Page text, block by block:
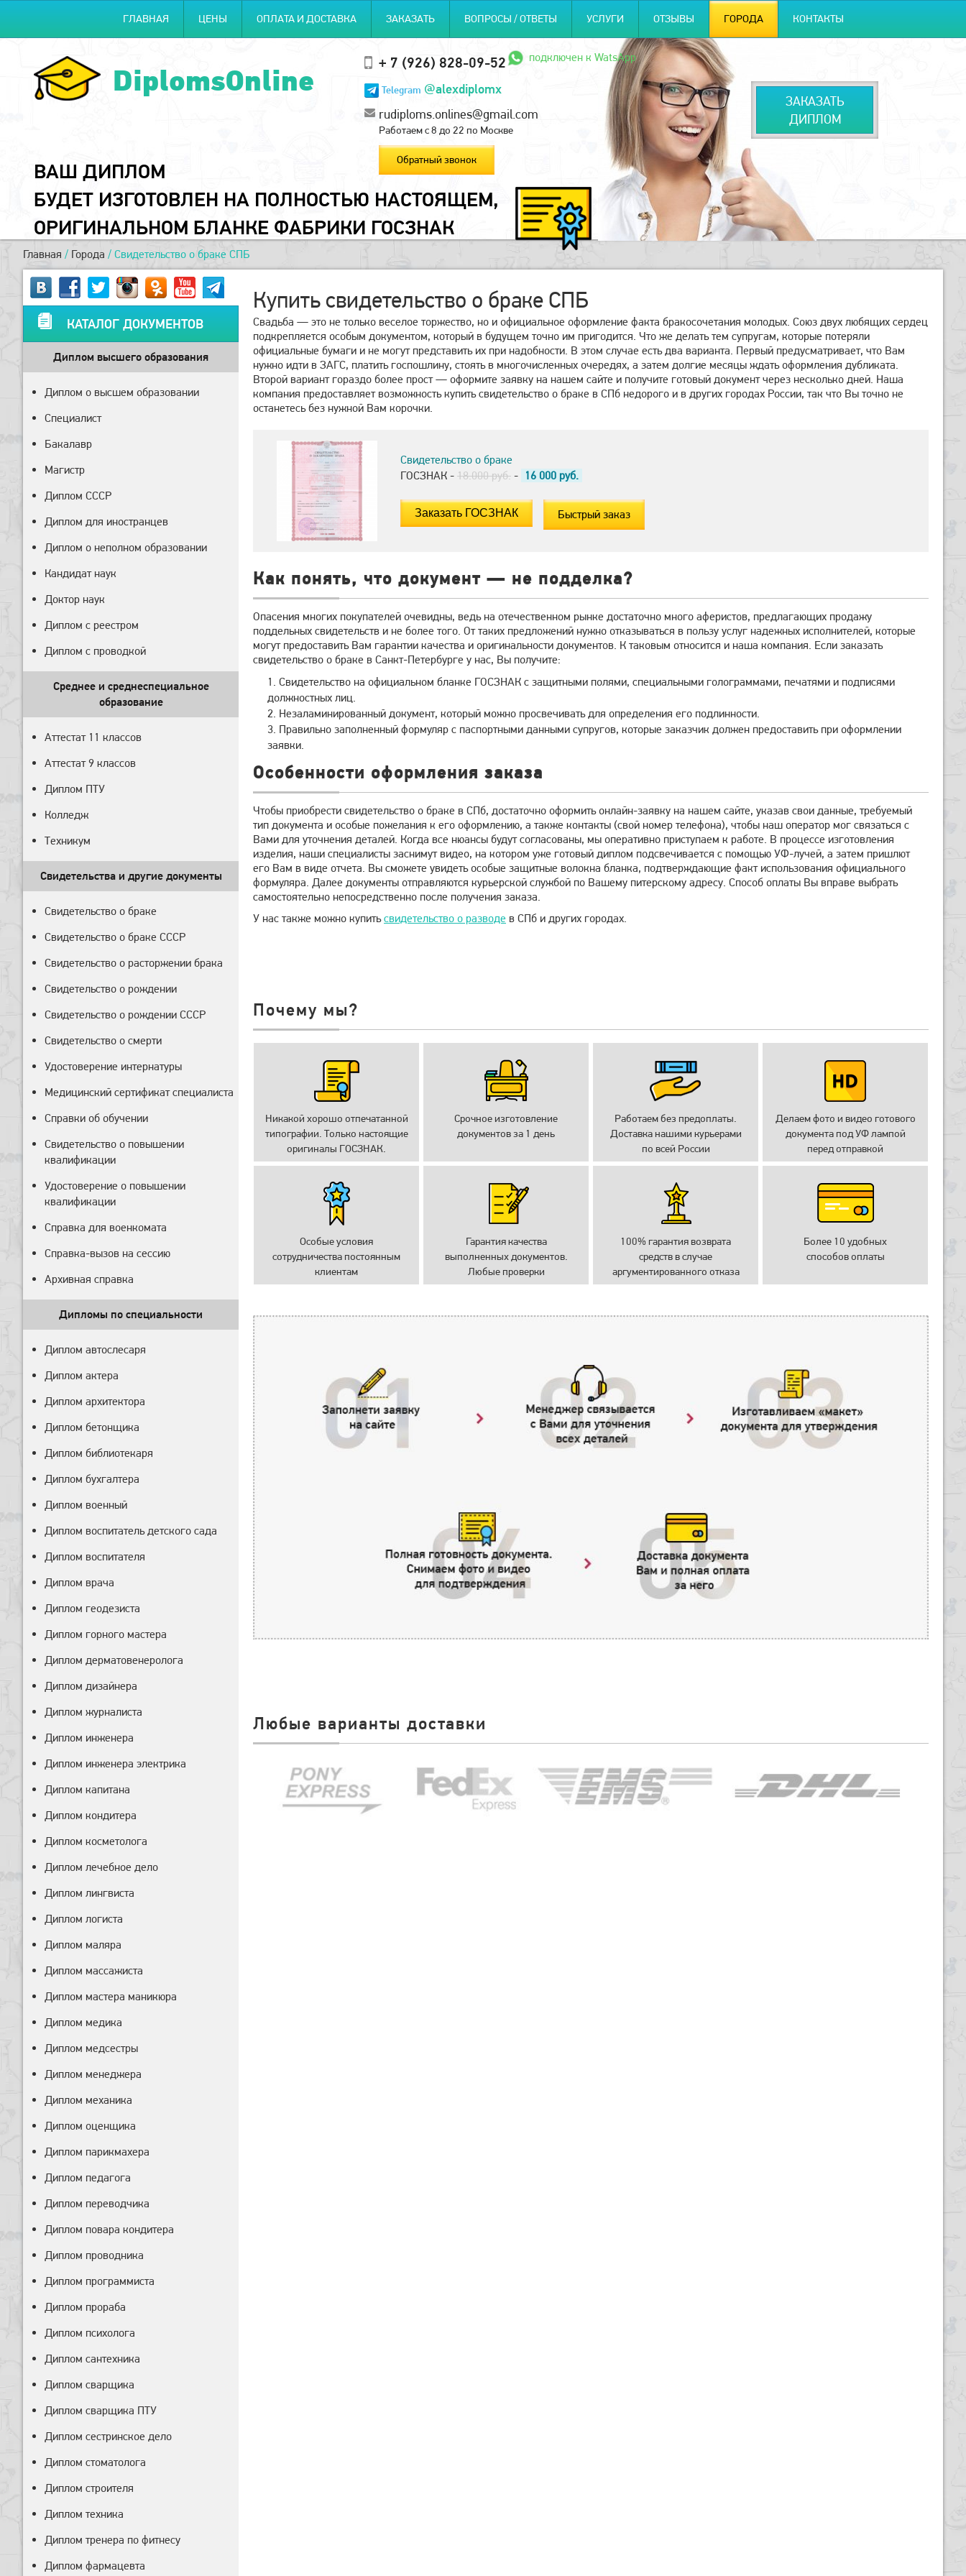
ГЛАВНАЯ ЦЕНЫ ОПЛАТА И ДОСТАВКА ЗАКАЗАТЬ ВОПРОСЫ / ОТВЕТЫ УСЛУГИ ОТЗЫВЫ ГОРОДА КОНТАКТЫ
DiplomsOnline + 7 (926) 828-09-52 подключен к WatsApp
Telegram @alexdiplomx
rudiploms.onlines@gmail.com
Работаем с 8 до 22 по Москве
Обратный звонок
ЗАКАЗАТЬ
ДИПЛОМ
ВАШ ДИПЛОМ
БУДЕТ ИЗГОТОВЛЕН НА ПОЛНОСТЬЮ НАСТОЯЩЕМ,
ОРИГИНАЛЬНОМ БЛАНКЕ ФАБРИКИ ГОСЗНАК
Главная / Города / Свидетельство о браке СПБ
Купить свидетельство о браке СПБ
Свадьба — это не только веселое торжество, но и официальное оформление факта бракосочетания молодых. Союз двух любящих сердец
подкрепляется особым документом, который в будущем точно им пригодится. Что же делать тем супругам, которые потеряли
официальные бумаги и не могут представить их при надобности. В этом случае есть два варианта. Первый предусматривает, что Вам
нужно идти в ЗАГС, платить госпошлину, стоять в многочисленных очередях, а затем долгие месяцы ждать оформления дубликата.
Второй вариант гораздо более прост — оформите заявку на нашем сайте и получите готовый документ через несколько дней. Наша
компания предоставляет возможность купить свидетельство о браке в СПб недорого и в других городах России, так что Вы точно не
останетесь без нужной Вам корочки.
Свидетельство о браке
ГОСЗНАК - 18.000 руб. - 16 000 руб.
Быстрый заказ
Как понять, что документ — не подделка?
Опасения многих покупателей очевидны, ведь на отечественном рынке достаточно много аферистов, предлагающих продажу
поддельных свидетельств и не более того. От таких предложений нужно отказываться в пользу услуг надежных исполнителей, которые
могут предоставить Вам гарантии качества и оригинальности документов. К таковым относится и наша компания. Если заказать
свидетельство о браке в Санкт-Петербурге у нас, Вы получите:
Свидетельство на официальном бланке ГОСЗНАК с защитными полями, специальными голограммами, печатями и подписями
должностных лиц.
Незаламинированный документ, который можно просвечивать для определения его подлинности.
Правильно заполненный формуляр с паспортными данными супругов, которые заказчик должен предоставить при оформлении
заявки.
Особенности оформления заказа
Чтобы приобрести свидетельство о браке в СПб, достаточно оформить онлайн-заявку на нашем сайте, указав свои данные, требуемый
тип документа и особые пожелания к его оформлению, а также контакты (свой номер телефона), чтобы наш оператор мог связаться с
Вами для уточнения деталей. Когда все нюансы будут согласованы, мы оперативно приступаем к работе. В процессе изготовления
изделия, наши специалисты заснимут видео, на котором уже готовый диплом подсвечивается с помощью УФ-лучей, а затем пришлют
его Вам в виде отчета. Вы сможете увидеть особые защитные волокна бланка, подтверждающие факт использования официального
формуляра. Далее документы отправляются курьерской службой по Вашему питерскому адресу. Способ оплаты Вы вправе выбрать
самостоятельно непосредственно после получения заказа.
У нас также можно купитьсвидетельство о разводе в СПб и других городах.
Почему мы?
Никакой хорошо отпечатанной
типографии. Только настоящие
оригиналы ГОСЗНАК.
Срочное изготовление
документов за 1 день
Работаем без предоплаты.
Доставка нашими курьерами
по всей России
Делаем фото и видео готового
документа под УФ лампой
перед отправкой
Особые условия
сотрудничества постоянным
клиентам
Гарантия качества
выполненных документов.
Любые проверки
100% гарантия возврата
средств в случае
аргументированного отказа
Более 10 удобных
способов оплаты
Любые варианты доставки
КАТАЛОГ ДОКУМЕНТОВ
Диплом высшего образования
Диплом о высшем образовании
Специалист
Бакалавр
Магистр
Диплом СССР
Диплом для иностранцев
Диплом о неполном образовании
Кандидат наук
Доктор наук
Диплом с реестром
Диплом с проводкой
Среднее и среднеспециальное
образование
Аттестат 11 классов
Аттестат 9 классов
Диплом ПТУ
Колледж
Техникум
Свидетельства и другие документы
Свидетельство о браке
Свидетельство о браке СССР
Свидетельство о расторжении брака
Свидетельство о рождении
Свидетельство о рождении СССР
Свидетельство о смерти
Удостоверение интернатуры
Медицинский сертификат специалиста
Справки об обучении
Свидетельство о повышении
квалификации
Удостоверение о повышении
квалификации
Справка для военкомата
Справка-вызов на сессию
Архивная справка
Дипломы по специальности
Диплом автослесаря
Диплом актера
Диплом архитектора
Диплом бетонщика
Диплом библиотекаря
Диплом бухгалтера
Диплом военный
Диплом воспитатель детского сада
Диплом воспитателя
Диплом врача
Диплом геодезиста
Диплом горного мастера
Диплом дерматовенеролога
Диплом дизайнера
Диплом журналиста
Диплом инженера
Диплом инженера электрика
Диплом капитана
Диплом кондитера
Диплом косметолога
Диплом лечебное дело
Диплом лингвиста
Диплом логиста
Диплом маляра
Диплом массажиста
Диплом мастера маникюра
Диплом медика
Диплом медсестры
Диплом менеджера
Диплом механика
Диплом оценщика
Диплом парикмахера
Диплом педагога
Диплом переводчика
Диплом повара кондитера
Диплом проводника
Диплом программиста
Диплом прораба
Диплом психолога
Диплом сантехника
Диплом сварщика
Диплом сварщика ПТУ
Диплом сестринское дело
Диплом стоматолога
Диплом строителя
Диплом техника
Диплом тренера по фитнесу
Диплом фармацевта